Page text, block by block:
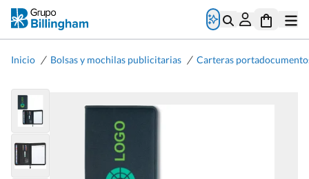
Inicio / Bolsas y mochilas publicitarias / Carteras